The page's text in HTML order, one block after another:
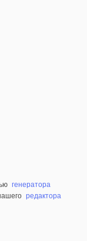
генератора
редактора